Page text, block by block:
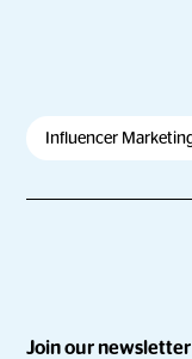
Influencer
Join our newsletter